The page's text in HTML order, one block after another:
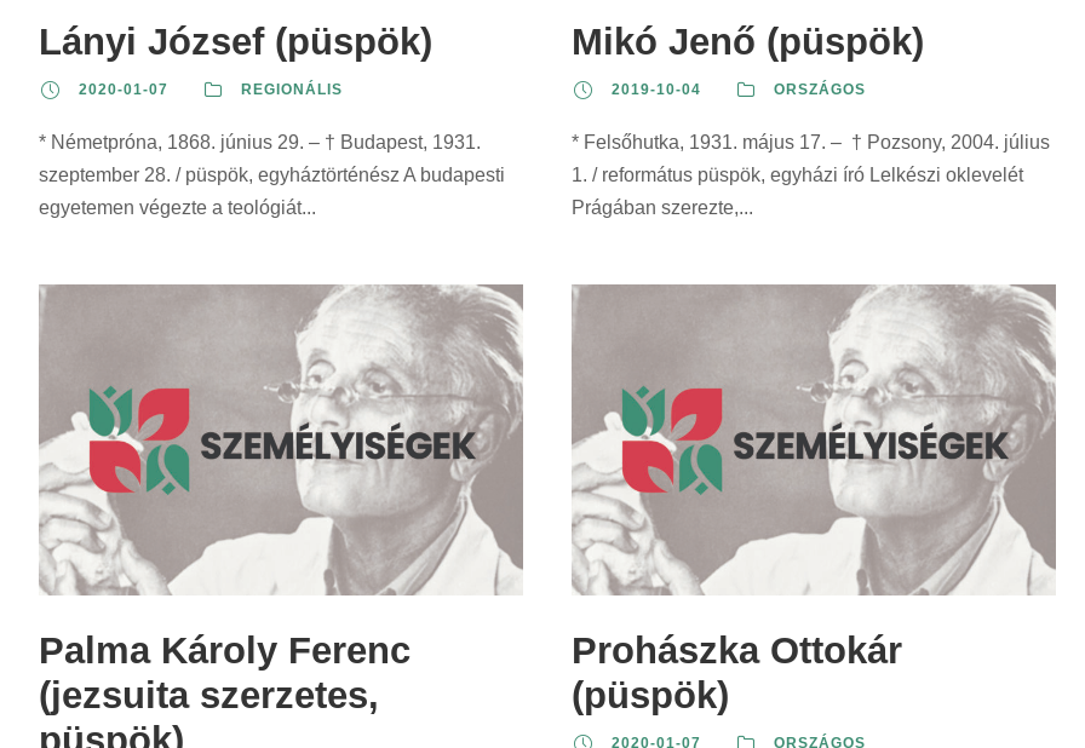
Lányi József (püspök)
2020-01-07 REGIONÁLIS
* Németpróna, 1868. június 29. – † Budapest, 1931.
szeptember 28. / püspök, egyháztörténész A budapesti
egyetemen végezte a teológiát...
Mikó Jenő (püspök)
2019-10-04 ORSZÁGOS
* Felsőhutka, 1931. május 17. – † Pozsony, 2004. július
1. / református püspök, egyházi író Lelkészi oklevelét
Prágában szerezte,...
Palma Károly Ferenc
(jezsuita szerzetes,
Prohászka Ottokár
(püspök)
2020-01-07 ORSZÁGOS